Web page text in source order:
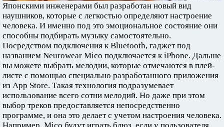
Японскими инженерами был разработан новый вид
наушников, которые с легкостью определяют настроение
человека. И именно под это эмоциональное состояние они
способны подбирать музыку самостоятельно.
Посредством подключения к Bluetooth, гаджет под
названием Neurowear Mico подключается к iPhone. Дальше
вы можете выбрать мелодии, которые отмечаются в плей-
листе с помощью специально разработанного приложения
из App Store. Такая технология подразумевает
использование всего сотни мелодий. Но даже при этом
выбор треков предоставляется непосредственно
программе, и она это делает с учетом настроения человека.
Например, Mico будут играть блюз, если у пользователя